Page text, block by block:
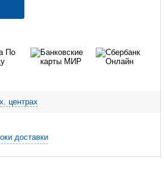
центрах
доставки